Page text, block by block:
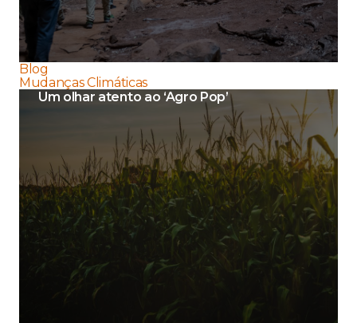
Blog
Mudanças Climáticas
Um olhar atento ao ‘Agro Pop’